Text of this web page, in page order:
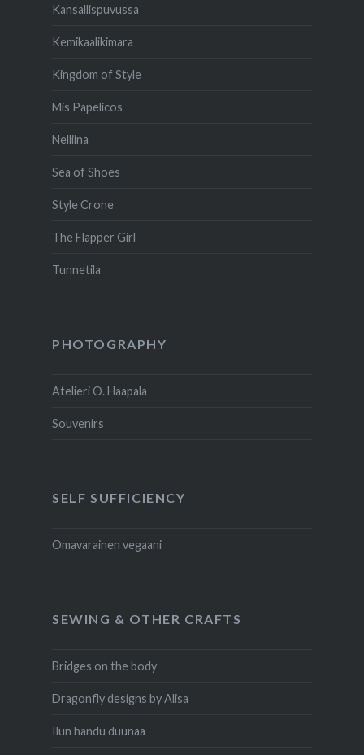
Kansallispuvussa
Kemikaalikimara
Kingdom of Style
Mis Papelicos
Nelliina
Sea of Shoes
Style Crone
The Flapper Girl
Tunnetila
PHOTOGRAPHY
Atelieri O. Haapala
Souvenirs
SELF SUFFICIENCY
Omavarainen vegaani
SEWING & OTHER CRAFTS
Bridges on the body
Dragonfly designs by Alisa
Ilun handu duunaa